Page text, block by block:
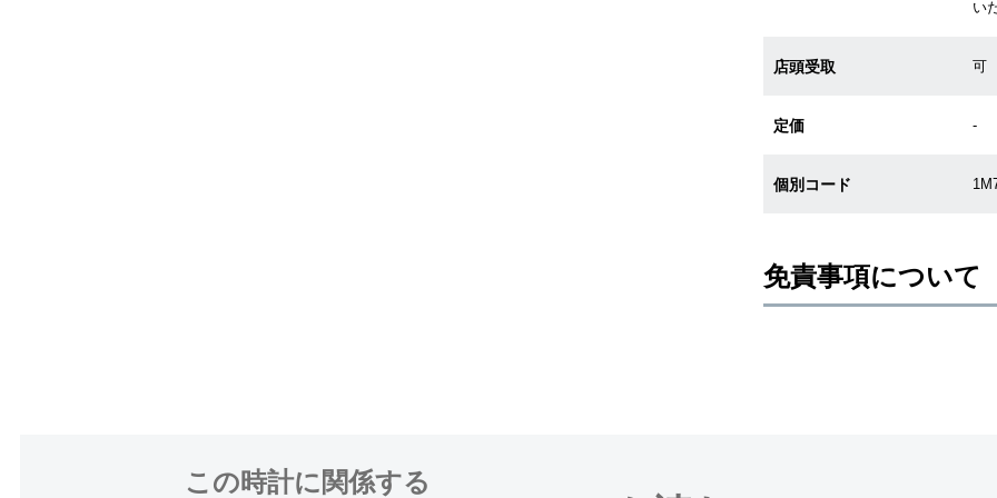
い
店頭受取 可
定価 -
個別コード
免責事項について
この時計に関係する